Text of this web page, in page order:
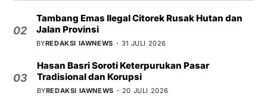
02
Tambang Emas Ilegal Citorek Rusak Hutan dan
Jalan Provinsi
BYREDAKSI IAWNEWS 31 JULI 2026
03
Hasan Basri Soroti Keterpurukan Pasar
Tradisional dan Korupsi
BYREDAKSI IAWNEWS 20 JULI 2026